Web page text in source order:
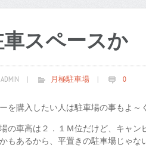
スペースか
ADMIN 月極駐車場 0
を購入したい人は駐車場の事もよ
の車高は２．１Ｍ位だけど、キャ
もあるから、平置きの駐車場じゃな